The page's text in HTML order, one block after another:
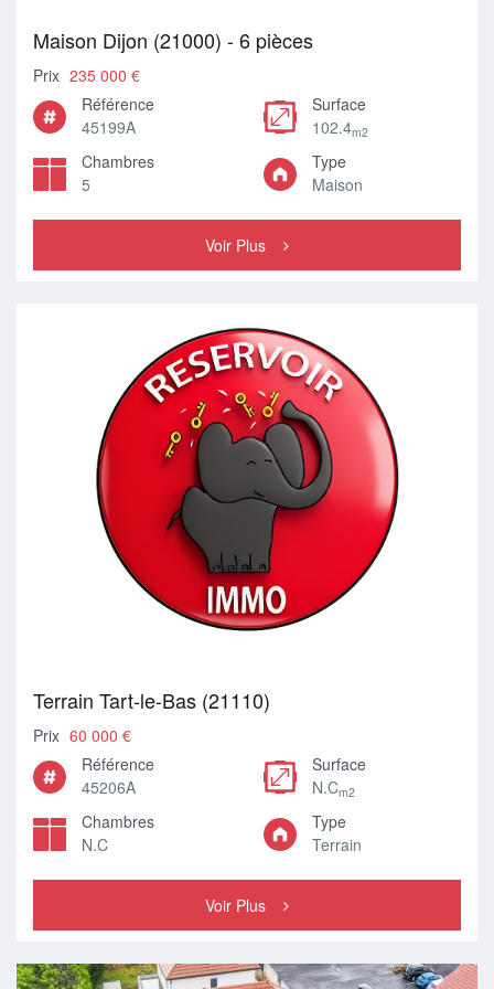
Maison Dijon (21000) - 6 pièces
Prix 235 000 €
Référence
45199A
Surface
102.4m2
Chambres
5
Type
Maison
Voir Plus
Terrain Tart-le-Bas (21110)
Prix 60 000 €
Référence
45206A
Surface
N.Cm2
Chambres
N.C
Type
Terrain
Voir Plus